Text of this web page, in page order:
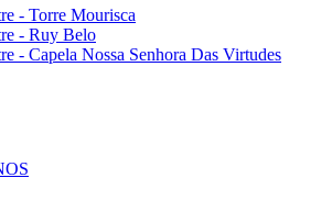
- Torre Mourisca
- Ruy Belo
- Capela Nossa Senhora Das Virtudes